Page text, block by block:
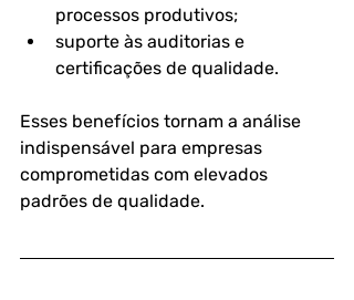
processos produtivos;
suporte às auditorias e
certificações de qualidade.
Esses benefícios tornam a análise
indispensável para empresas
comprometidas com elevados
padrões de qualidade.